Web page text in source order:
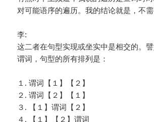
对可能语序的遍历。我的结论就是，不需
李:
这二者在句型实现或坐实中是相交的。
谓词，句型的所有排列是：
１. 谓词【１】【２】
２. 谓词【２】【１】
３. 【１】谓词【２】
４. 【１】【２】谓词